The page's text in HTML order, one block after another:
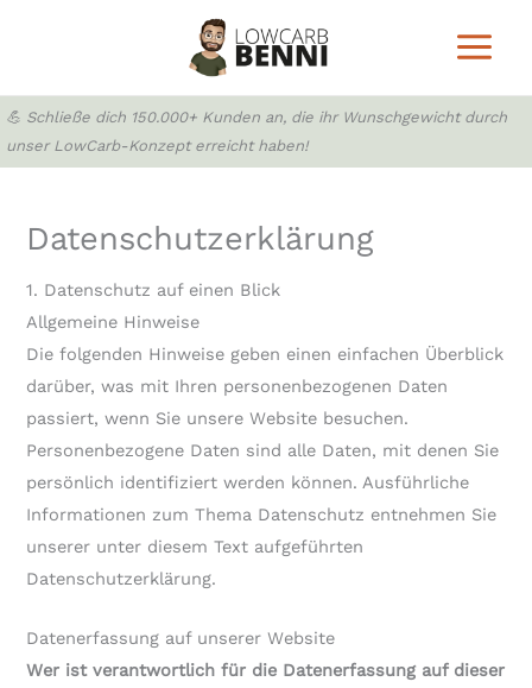
💪 Schließe dich 150.000+ Kunden an, die ihr Wunschgewicht durch
unser LowCarb-Konzept erreicht haben!
Datenschutzerklärung
1. Datenschutz auf einen Blick
Allgemeine Hinweise
Die folgenden Hinweise geben einen einfachen Überblick
darüber, was mit Ihren personenbezogenen Daten
passiert, wenn Sie unsere Website besuchen.
Personenbezogene Daten sind alle Daten, mit denen Sie
persönlich identifiziert werden können. Ausführliche
Informationen zum Thema Datenschutz entnehmen Sie
unserer unter diesem Text aufgeführten
Datenschutzerklärung.
Datenerfassung auf unserer Website
Wer ist verantwortlich für die Datenerfassung auf dieser